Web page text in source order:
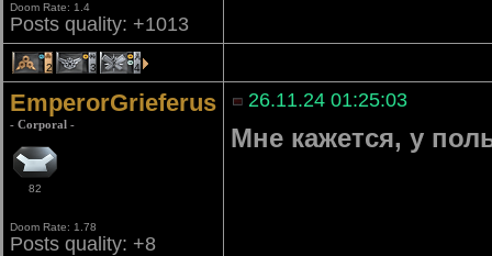
Doom Rate: 1.4
Posts quality: +1013
2 3 4
EmperorGrieferus
- Corporal -
82
Doom Rate: 1.78
Posts quality: +8
26.11.24 01:25:03
Мне кажется, у